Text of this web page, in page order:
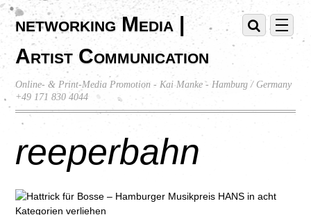
networking Media |
Artist Communication
Online- & Print-Media Promotion - Kai Manke - Hamburg / Germany
+49 171 830 4044
reeperbahn